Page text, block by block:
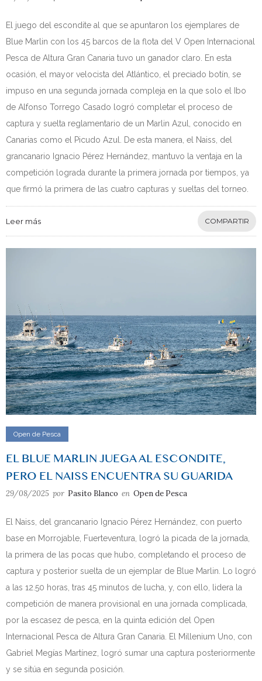
El juego del escondite al que se apuntaron los ejemplares de
Blue Marlin con los 45 barcos de la flota del V Open Internacional
Pesca de Altura Gran Canaria tuvo un ganador claro. En esta
ocasión, el mayor velocista del Atlántico, el preciado botín, se
impuso en una segunda jornada compleja en la que solo el Ibo
de Alfonso Torrego Casado logró completar el proceso de
captura y suelta reglamentario de un Marlin Azul, conocido en
Canarias como el Picudo Azul. De esta manera, el Naiss, del
grancanario Ignacio Pérez Hernández, mantuvo la ventaja en la
competición lograda durante la primera jornada por tiempos, ya
que firmó la primera de las cuatro capturas y sueltas del torneo.
Leer más COMPARTIR
Open de Pesca
EL BLUE MARLIN JUEGA AL ESCONDITE,
PERO EL NAISS ENCUENTRA SU GUARIDA
29/08/2025 por Pasito Blanco en Open de Pesca
El Naiss, del grancanario Ignacio Pérez Hernández, con puerto
base en Morrojable, Fuerteventura, logró la picada de la jornada,
la primera de las pocas que hubo, completando el proceso de
captura y posterior suelta de un ejemplar de Blue Marlin. Lo logró
a las 12.50 horas, tras 45 minutos de lucha, y, con ello, lidera la
competición de manera provisional en una jornada complicada,
por la escasez de pesca, en la quinta edición del Open
Internacional Pesca de Altura Gran Canaria. El Millenium Uno, con
Gabriel Megías Martínez, logró sumar una captura posteriormente
y se sitúa en segunda posición.